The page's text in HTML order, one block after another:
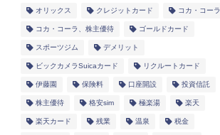
オリックス クレジットカード コカ・コーラ
コカ・コーラ、株主優待 ゴールドカード
スポーツジム デメリット
ビックカメラSuicaカード リクルートカード
伊藤園 保険料 口座開設 投資信託
株主優待 格安sim 極楽湯 楽天
楽天カード 残業 温泉 税金